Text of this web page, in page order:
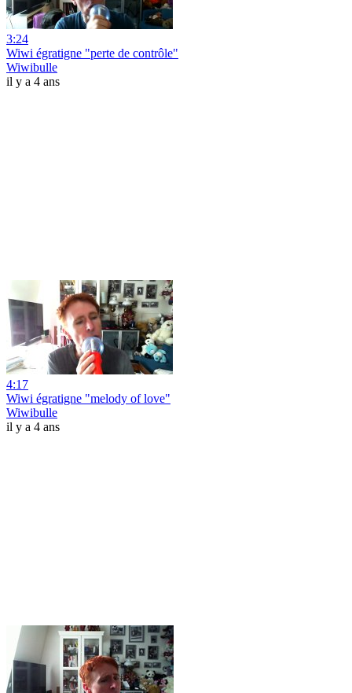
3:24
Wiwi égratigne "perte de contrôle"
Wiwibulle
il y a 4 ans
4:17
Wiwi égratigne "melody of love"
Wiwibulle
il y a 4 ans